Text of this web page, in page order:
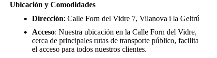
Ubicación y Comodidades
Dirección: Calle Forn del Vidre 7, Vilanova i la Geltrú
Acceso: Nuestra ubicación en la Calle Forn del Vidre,
cerca de principales rutas de transporte público, facilita
el acceso para todos nuestros clientes.